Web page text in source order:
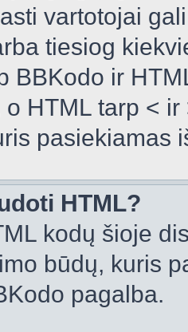
vartotojai
tiesiog
BBKodo ir
o HTML tarp <
pasiekiamas
HTML?
kodų šioje
būdų, kuris
pagalba.